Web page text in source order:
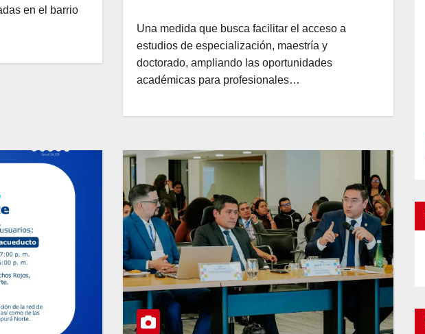
en el barrio
Una medida que busca facilitar el acceso a
estudios de especialización, maestría y
doctorado, ampliando las oportunidades
académicas para profesionales…